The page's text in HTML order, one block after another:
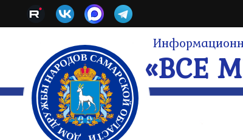
«ВСЕ